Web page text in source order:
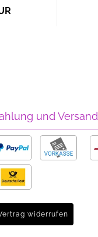
und Versand
widerrufen